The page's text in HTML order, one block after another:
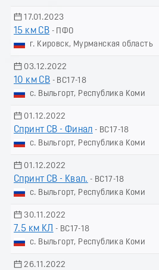
17.01.2023
15 км СВ - ПФО
г. Кировск, Мурманская область
03.12.2022
10 км СВ - ВС17-18
с. Выльгорт, Республика Коми
01.12.2022
Спринт СВ - Финал - ВС17-18
с. Выльгорт, Республика Коми
01.12.2022
Спринт СВ - Квал. - ВС17-18
с. Выльгорт, Республика Коми
30.11.2022
7.5 км КЛ
- ВС17-18
с. Выльгорт, Республика Коми
26.11.2022